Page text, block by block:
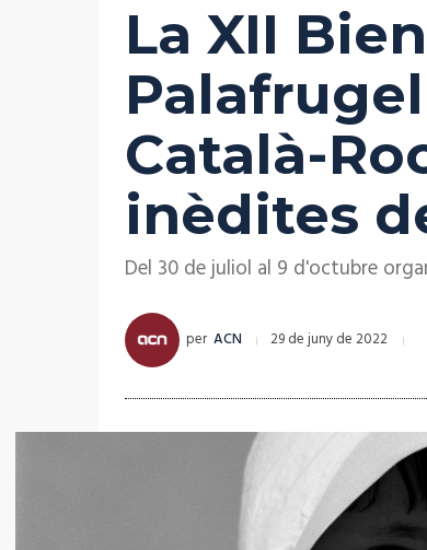
La XII
Català-
inèdites
Del 30 de juliol al 9 d'octubre
per ACN 29 de juny de 2022